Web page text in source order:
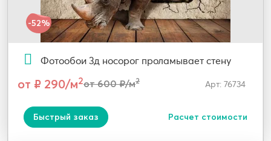
-52%
Фотообои 3д носорог проламывает стену
от ₽ 290/м2от 600 ₽/м2 Арт: 76734
Быстрый заказ Расчет стоимости